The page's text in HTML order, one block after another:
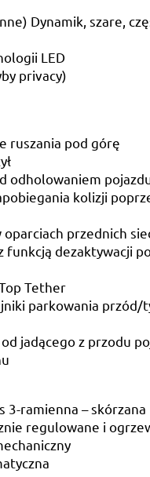
Dynamik, szare,
LED
privacy)
ruszania pod górę
odholowaniem
kolizji
przednich
funkcją dezaktywacji
Tether
parkowania przód/
jadącego z przodu
3-ramienna – skórzana
regulowane i